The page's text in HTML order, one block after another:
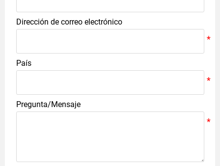
Dirección de correo electrónico
País
Pregunta/Mensaje